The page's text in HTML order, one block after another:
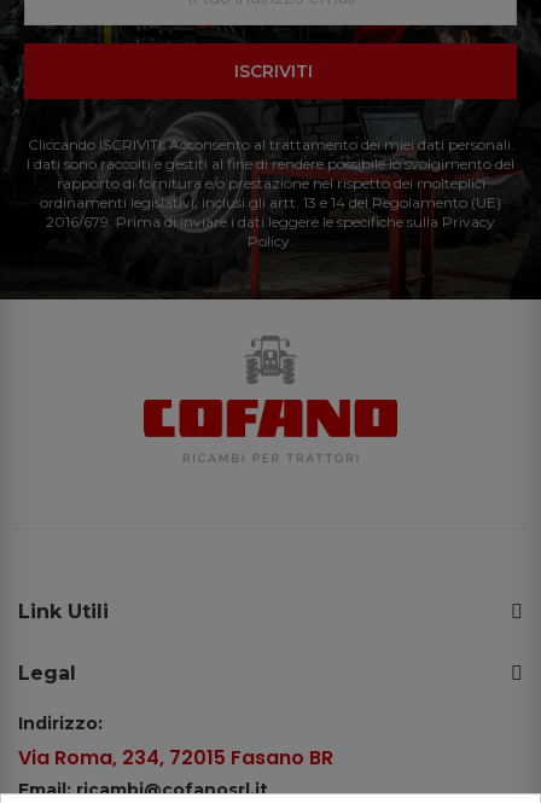
ISCRIVITI
Cliccando ISCRIVITI: Acconsento al trattamento dei miei dati personali.
I dati sono raccolti e gestiti al fine di rendere possibile lo svolgimento del
rapporto di fornitura e/o prestazione nel rispetto dei molteplici
ordinamenti legislativi, inclusi gli artt. 13 e 14 del Regolamento (UE)
2016/679. Prima di inviare i dati leggere le specifiche sulla Privacy
Policy.
Link Utili
Legal
Indirizzo:
Via Roma, 234, 72015 Fasano BR
Email: ricambi@cofanosrl.it